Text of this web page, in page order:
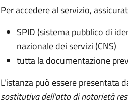
Per accedere al servizio,
SPID (sistema pubblico di
nazionale dei servizi (CNS)
tutta la documentazione
L'istanza può essere presentata
sostitutiva dell'atto di notorietà